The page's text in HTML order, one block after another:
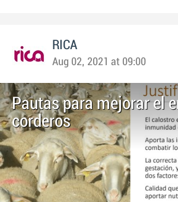
RICA
Aug 02, 2021 at 09:00
Pautas para mejorar el
corderos